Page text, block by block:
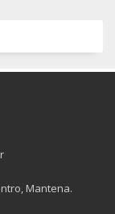
Mantena.